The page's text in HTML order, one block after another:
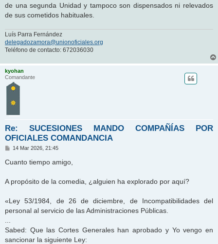
de una segunda Unidad y tampoco son dispensados ni relevados
de sus cometidos habituales.
Luís Parra Fernández
delegadozamora@unionoficiales.org
Teléfono de contacto: 672036030
kyohan
Comandante
Re: SUCESIONES MANDO COMPAÑÍAS POR
OFICIALES COMANDANCIA
M
n
s
e
14 Mar 2026, 21:45
Cuanto tiempo amigo,
A propósito de la comedia, ¿alguien ha explorado por aquí?
«Ley 53/1984, de 26 de diciembre, de Incompatibilidades del
personal al servicio de las Administraciones Públicas.
Sabed: Que las Cortes Generales han aprobado y Yo vengo en
sancionar la siguiente Ley: